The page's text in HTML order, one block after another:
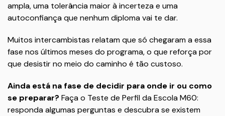
ampla, uma tolerância maior à incerteza e uma
autoconfiança que nenhum diploma vai te dar.
Muitos intercambistas relatam que só chegaram a essa
fase nos últimos meses do programa, o que reforça por
que desistir no meio do caminho é tão custoso.
Ainda está na fase de decidir para onde ir ou como
se preparar? Faça o Teste de Perfil da Escola M60:
responda algumas perguntas e descubra se existem